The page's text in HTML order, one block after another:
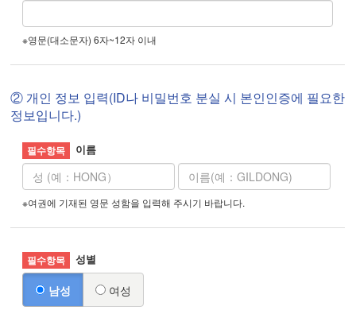
※영문(대소문자) 6자~12자 이내
② 개인 정보 입력(ID나 비밀번호 분실 시 본인인증에 필요한
정보입니다.)
이름
※여권에 기재된 영문 성함을 입력해 주시기 바랍니다.
성별
남성 여성